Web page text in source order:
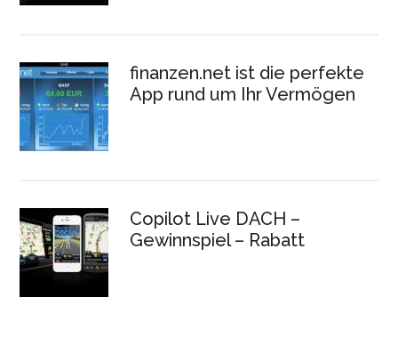
finanzen.net ist die perfekte
App rund um Ihr Vermögen
Copilot Live DACH –
Gewinnspiel – Rabatt